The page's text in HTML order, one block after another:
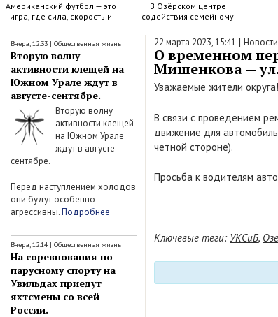
Американский футбол — это
игра, где сила, скорость и
В Озёрском центре
содействия семейному
Вчера, 12:33 | Общественная жизнь
Вторую волну
активности клещей на
Южном Урале ждут в
августе-сентябре.
Вторую волну
активности клещей
на Южном Урале
ждут в августе-
сентябре.
Перед наступлением холодов
они будут особенно
агрессивны.Подробнее
Вчера, 12:14 | Общественная жизнь
На соревнования по
парусному спорту на
Увильдах приедут
яхтсмены со всей
России.
22 марта 2023, 15:41 | Новости
О временном
Мишенкова —
Уважаемые жители округа!
В связи с проведением
движение для
четной стороне).
Просьба к водителям
Ключевые теги: УКСиБ,